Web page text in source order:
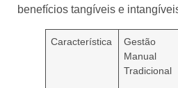
benefícios tangíveis e
Característica
Gestão
Manual
Tradicional